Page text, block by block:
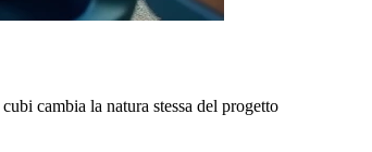
cambia la natura stessa del progetto